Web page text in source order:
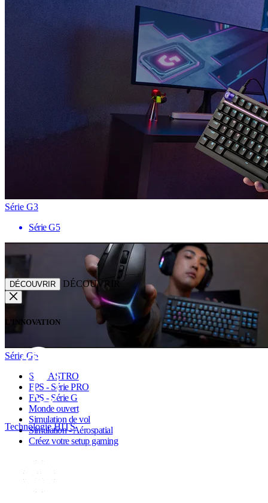
Série G3
Série G5
Série G5
Série ASTRO
FPS - Série PRO
FPS - Série G
Monde ouvert
Simulation de vol
Simulation - Aérospatial
Créez votre setup gaming
DÉCOUVRIR DÉCOUVRIR
L’INNOVATION
Technologie HITS